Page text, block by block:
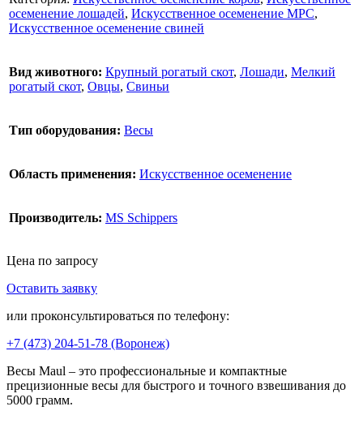
осеменение лошадей, Искусственное осеменение МРС,
Искусственное осеменение свиней
Вид животного: Крупный рогатый скот, Лошади, Мелкий
рогатый скот, Овцы, Свиньи
Тип оборудования: Весы
Область применения: Искусственное осеменение
Производитель: MS Schippers
Цена по запросу
Оставить заявку
или проконсультироваться по телефону:
+7 (473) 204-51-78 (Воронеж)
Весы Maul – это профессиональные и компактные
прецизионные весы для быстрого и точного взвешивания до
5000 грамм.